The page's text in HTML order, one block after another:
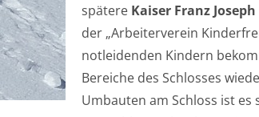
spätere Kaiser Franz Joseph
der „Arbeiterverein
notleidenden Kindern
Bereiche des Schlosses
Umbauten am Schloss ist es